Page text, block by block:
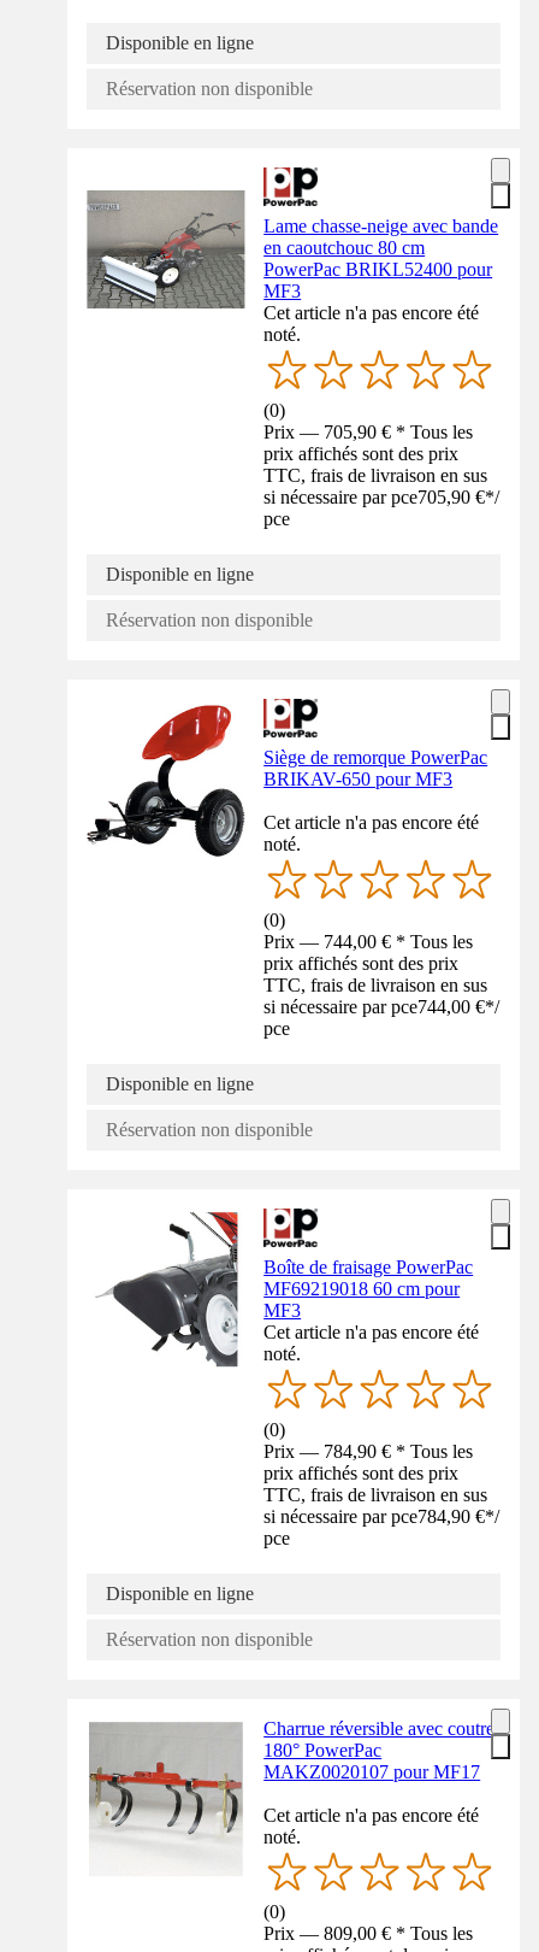
Disponible en ligne
Réservation non disponible
Lame chasse-neige avec bande
en caoutchouc 80 cm
PowerPac BRIKL52400 pour
MF3
Cet article n'a pas encore été
noté.
(0)
Prix — 705,90 € * Tous les
prix affichés sont des prix
TTC, frais de livraison en sus
si nécessaire par pce705,90 €*/
pce
Disponible en ligne
Réservation non disponible
Siège de remorque PowerPac
BRIKAV-650 pour MF3
Cet article n'a pas encore été
noté.
(0)
Prix — 744,00 € * Tous les
prix affichés sont des prix
TTC, frais de livraison en sus
si nécessaire par pce744,00 €*/
pce
Disponible en ligne
Réservation non disponible
Boîte de fraisage PowerPac
MF69219018 60 cm pour
MF3
Cet article n'a pas encore été
noté.
(0)
Prix — 784,90 € * Tous les
prix affichés sont des prix
TTC, frais de livraison en sus
si nécessaire par pce784,90 €*/
pce
Disponible en ligne
Réservation non disponible
Charrue réversible avec coutre
180° PowerPac
MAKZ0020107 pour MF17
Cet article n'a pas encore été
noté.
(0)
Prix — 809,00 € * Tous les